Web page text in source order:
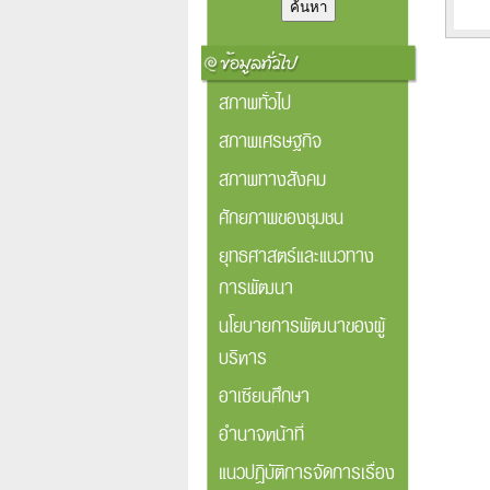
สภาพทั่วไป
สภาพเศรษฐกิจ
สภาพทางสังคม
ศักยภาพของชุมชน
ยุทธศาสตร์และแนวทาง
การพัฒนา
นโยบายการพัฒนาของผู้
บริหาร
อาเซียนศึกษา
อำนาจหน้าที่
แนวปฏิบัติการจัดการเรื่อง